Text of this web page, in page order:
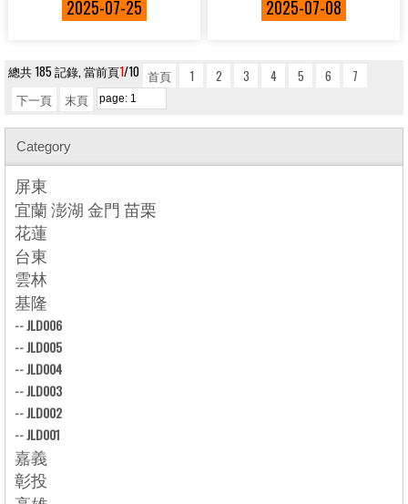
2025-07-25 2025-07-08
總共 185 記錄, 當前頁1/10 首頁 1 2 3 4 5 6
7
下一頁
末頁
Category
屏東
宜蘭 澎湖 金門 苗栗
花蓮
台東
雲林
基隆
--JLD006
--JLD005
--JLD004
--JLD003
--JLD002
--JLD001
嘉義
彰投